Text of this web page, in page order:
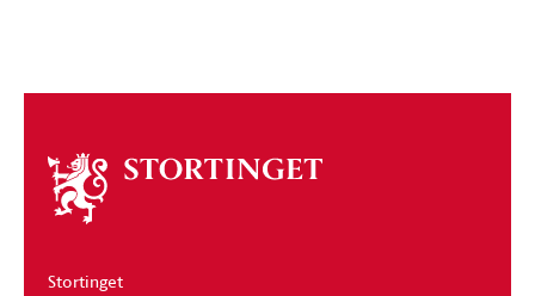
Om
stortinget
Stortinget